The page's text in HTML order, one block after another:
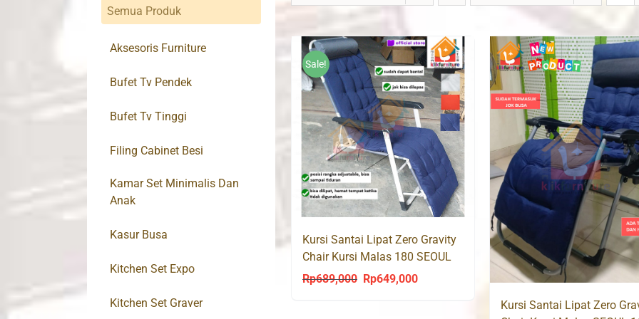
Sale!
Kursi Santai Lipat Zero Gravity
Chair Kursi Malas 180 SEOUL
Rp689,000
Original
Rp649,000Current
Kursi Santai Lipat Zero
Semua Produk
Aksesoris Furniture
Bufet Tv Pendek
Bufet Tv Tinggi
Filing Cabinet Besi
Kamar Set Minimalis Dan
Anak
Kasur Busa
Kitchen Set Expo
Kitchen Set Graver